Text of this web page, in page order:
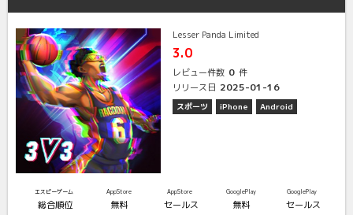
Lesser Panda Limited
3.0
レビュー件数 0 件
リリース日 2025-01-16
スポーツ iPhone Android
エスピーゲーム
総合順位
AppStore
無料
AppStore
セールス
GooglePlay
無料
GooglePlay
セールス